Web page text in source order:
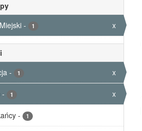
- 1 x
- 1 x
- 1 x
- 1